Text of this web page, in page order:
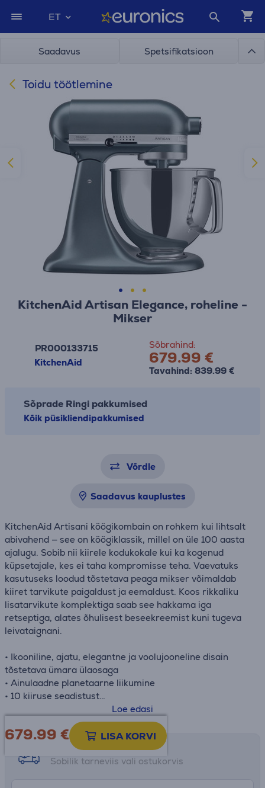
ET
Saadavus Spetsifikatsioon
Toidu töötlemine
KitchenAid Artisan Elegance, roheline -
Mikser
PR000133715
KitchenAid
Sõbrahind:
679.99 €
Tavahind: 839.99 €
Sõprade Ringi pakkumised
Kõik püsikliendipakkumised
Võrdle
Saadavus kauplustes
KitchenAid Artisani köögikombain on rohkem kui lihtsalt
abivahend — see on köögiklassik, millel on üle 100 aasta
ajalugu. Sobib nii kiirele kodukokale kui ka kogenud
küpsetajale, kes ei taha kompromisse teha. Vaevatuks
kasutuseks loodud tõstetava peaga mikser võimaldab
kiiret tarvikute paigaldust ja eemaldust. Koos rikkaliku
lisatarvikute komplektiga saab see hakkama iga
retseptiga, alates õhulisest beseekreemist kuni tugeva
leivataignani.
• Ikooniline, ajatu, elegantne ja voolujooneline disain
tõstetava ümara ülaosaga
• Ainulaadne planetaarne liikumine
• 10 kiiruse seadistust
• 7 tarvikut komplektis (vispel, taignakonks, segamismõla,
pritsmekaitse, klopits, 4.8 L ja 3 L kauss)
• Valmistatud USA-s
Loe edasi
679.99 € LISA KORVI
Tarne võimalused
Sobilik tarneviis vali ostukorvis